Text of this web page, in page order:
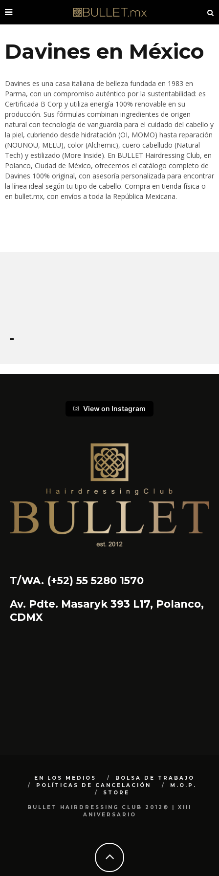
Davines en México
Davines es una casa italiana de belleza fundada en 1983 en
Parma, con un compromiso auténtico por la sustentabilidad: es
Certificada B Corp y utiliza energía 100% renovable en su
producción. Sus fórmulas combinan ingredientes de origen
natural con tecnología de vanguardia para el cuidado del cabello y
la piel, cubriendo desde hidratación (OI, MOMO) hasta reparación
(NOUNOU, MELU), color (Alchemic), cuero cabelludo (Natural
Tech) y estilizado (More Inside). En BULLET Hairdressing Club, en
Polanco, Ciudad de México, ofrecemos el catálogo completo de
Davines 100% original, con asesoría personalizada para encontrar
la línea ideal según tu tipo de cabello. Compra en tienda física o
en bullet.mx, con envíos a toda la República Mexicana.
View on Instagram
T/WA. (+52) 55 5280 1570
Av. Pdte. Masaryk 393 L17, Polanco,
CDMX
EN LOS MEDIOS
BOLSA DE TRABAJO
POLÍTICAS DE CANCELACIÓN
M.O.P.
STORE
BULLET HAIRDRESSING CLUB 2012© | XIII
ANIVERSARIO